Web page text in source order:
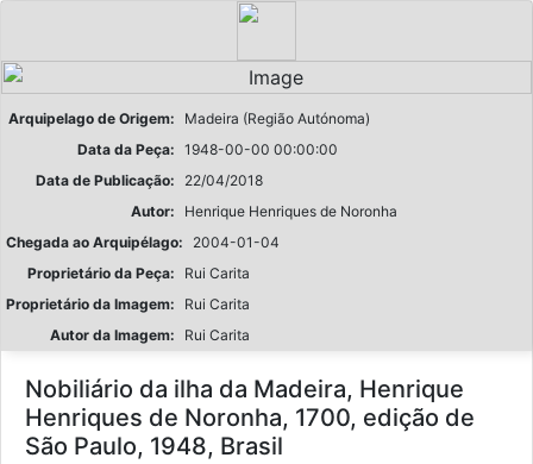
Arquipelago de Origem:
Madeira (Região Autónoma)
Data da Peça: 1948-00-00 00:00:00
Data de Publicação:
22/04/2018
Autor:
Henrique Henriques de Noronha
Chegada ao Arquipélago:
2004-01-04
Proprietário da Peça:
Rui Carita
Proprietário da Imagem:
Rui Carita
Autor da Imagem:
Rui Carita
Nobiliário da ilha da Madeira, Henrique
Henriques de Noronha, 1700, edição de
São Paulo, 1948, Brasil